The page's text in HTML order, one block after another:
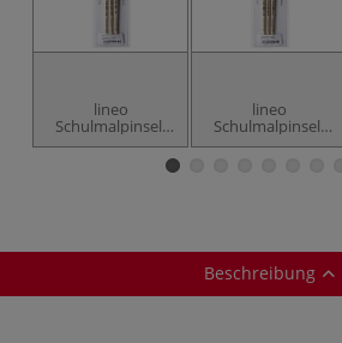
lineo
Schulmalpinsel-
Set Serie 578,
lineo
Schulmalpinsel-
Set Serie 579,
Beschreibung